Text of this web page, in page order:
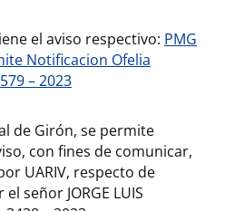
el aviso respectivo: PMG
Notificacion Ofelia
– 2023
de Girón, se permite
con fines de comunicar,
UARIV, respecto de
señor JORGE LUIS